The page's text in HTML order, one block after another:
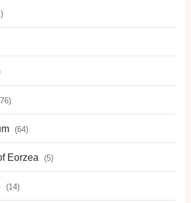
(64)
Eorzea (5)
(14)